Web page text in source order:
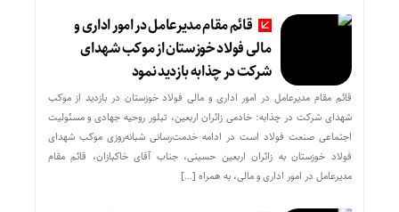
قائم مقام مدیرعامل در امور اداری و
مالی فولاد خوزستان از موکب شهدای
شرکت در چذابه بازدید نمود
قائم مقام مدیرعامل در امور اداری و مالی فولاد خوزستان در بازدید از موکب
شهدای شرکت در چذابه: خادمی زائران اربعین، تبلور روحیه جهادی و مسئولیت
اجتماعی صنعت فولاد است در ادامه خدمت‌رسانی شبانه‌روزی موکب شهدای
فولاد خوزستان به زائران اربعین حسینی، جناب آقای خاکبازان، قائم مقام
مدیرعامل در امور اداری و مالی، به همراه […]